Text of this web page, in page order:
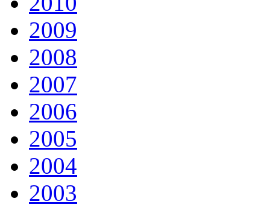
2009
2008
2007
2006
2005
2004
2003